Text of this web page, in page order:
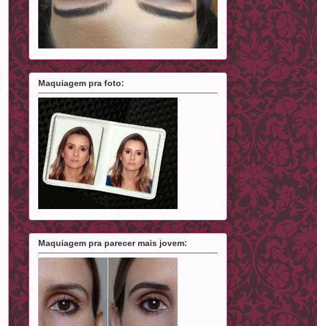
Maquiagem pra foto:
Maquiagem pra parecer mais jovem: